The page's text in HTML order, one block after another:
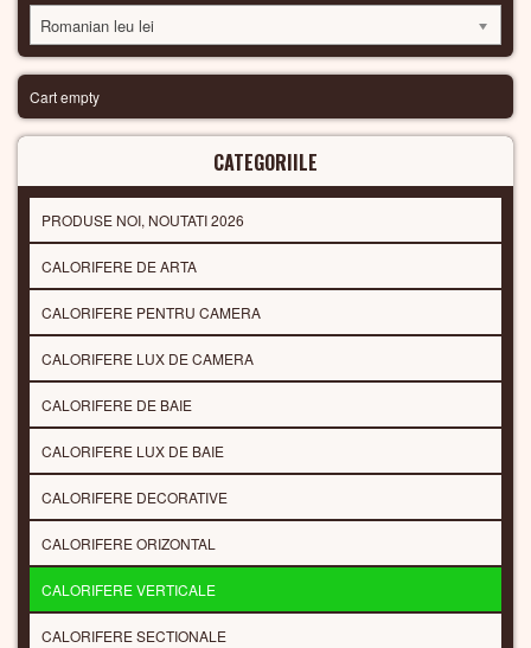
Romanian leu lei
Cart empty
CATEGORIILE
PRODUSE NOI, NOUTATI 2026
CALORIFERE DE ARTA
CALORIFERE PENTRU CAMERA
CALORIFERE LUX DE CAMERA
CALORIFERE DE BAIE
CALORIFERE LUX DE BAIE
CALORIFERE DECORATIVE
CALORIFERE ORIZONTAL
CALORIFERE VERTICALE
CALORIFERE SECTIONALE